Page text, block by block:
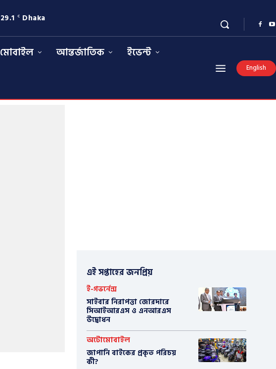
29.1 C Dhaka
মোবাইল আন্তর্জাতিক
ইভেন্ট
English
এই সপ্তাহের জনপ্রিয়
ই-গভর্নেন্স
সাইবার নিরাপত্তা জোরদারে
সিআইআরএস ও এনআরএস
উদ্বোধন
অটোমোবাইল
​জাপানি বাইকের প্রকৃত পরিচয়
কী?